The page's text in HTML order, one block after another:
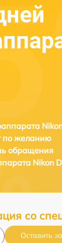
по желанию
обращения
Nikon
со
Оставить